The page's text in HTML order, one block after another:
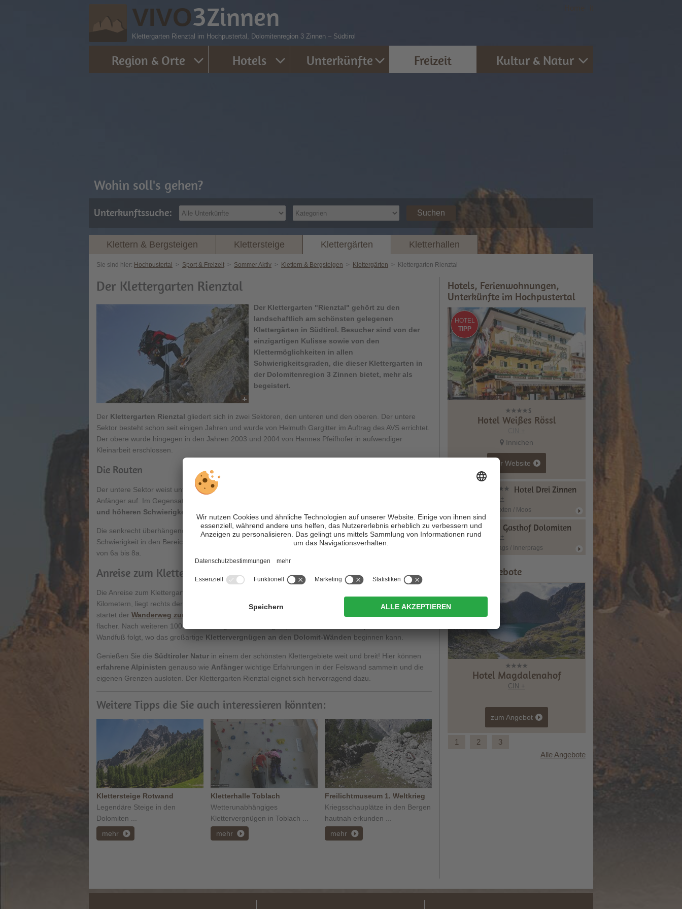
VIVO3Zinnen
Klettergarten Rienztal im Hochpustertal, Dolomitenregion 3 Zinnen – Südtirol
Wohin soll's gehen?
Unterkunftssuche: Suchen
Region & Orte Hotels Unterkünfte Freizeit Kultur & Natur
Klettern & Bergsteigen Klettersteige Klettergärten Kletterhallen
Sie sind hier: Hochpustertal > Sport & Freizeit > Sommer Aktiv > Klettern & Bergsteigen > Klettergärten > Klettergarten Rienztal
Der Klettergarten Rienztal
Der Klettergarten "Rienztal" gehört zu den
landschaftlich am schönsten gelegenen
Klettergärten in Südtirol. Besucher sind von der
einzigartigen Kulisse sowie von den
Klettermöglichkeiten in allen
Schwierigkeitsgraden, die dieser Klettergarten in
der Dolomitenregion 3 Zinnen bietet, mehr als
begeistert.
Der Klettergarten Rienztal gliedert sich in zwei Sektoren, den unteren und den oberen. Der untere
Sektor besteht schon seit einigen Jahren und wurde von Helmuth Gargitter im Auftrag des AVS errichtet.
Der obere wurde hingegen in den Jahren 2003 und 2004 von Hannes Pfeifhofer in aufwendiger
Kleinarbeit erschlossen.
Die Routen
Der untere Sektor weist unter anderem eine Vielzahl
Anfänger auf. Im Gegensatz dazu zeichnet sich der obere Sektor vor allem durch
und höheren Schwierigkeitsgrade
Die senkrecht überhängende Südwand im Rienztal bietet insgesamt über50 Routen, deren
Schwierigkeit in den Bereichen 4 bis 8a angesiedelt ist. Die meisten Routen befinden sich im Bereich
von 6a bis 8a.
Anreise zum Klettergarten Rienztal
Die Anreise zum Klettergarten führt von
Kilometern, liegt rechts der Straße der Gasthof Zinnenblick. Am Ende des dort gelegenen Parkplatzes
startet der Wanderweg zur Dreizinnenhütte
durch das Rienztal. Nach 45 Minuten wird der Weg wieder
flacher. Nach weiteren 100 Metern zweigt links ein Steig ab, dem man in steilen Serpentinen direkt zum
Wandfuß folgt, wo das großartige Klettervergnügen an den Dolomit-Wänden beginnen kann.
Genießen Sie die Südtiroler Natur in einem der schönsten Klettergebiete weit und breit! Hier können
erfahrene Alpinisten genauso wie Anfänger wichtige Erfahrungen in der Felswand sammeln und die
eigenen Grenzen ausloten. Der Klettergarten Rienztal eignet sich hervorragend dazu.
Weitere Tipps die Sie auch interessieren könnten:
Klettersteige Rotwand
Legendäre Steige in den
Dolomiten ...
mehr
Kletterhalle Toblach
Wetterunabhängiges
Klettervergnügen in Toblach ...
mehr
Freilichtmuseum 1. Weltkrieg
Kriegsschauplätze in den Bergen
hautnah erkunden ...
mehr
Hotels, Ferienwohnungen,
Unterkünfte im Hochpustertal
HOTEL
TIPP
Hotel Weißes Rössl
Innichen
zur Website
Hotel Drei Zinnen
CIN +
Sexten / Moos
Gasthof Dolomiten
CIN +
Prags / Innerprags
Tipps & Angebote
Hotel Magdalenahof
CIN +
zum Angebot
1 2
3
Alle Angebote